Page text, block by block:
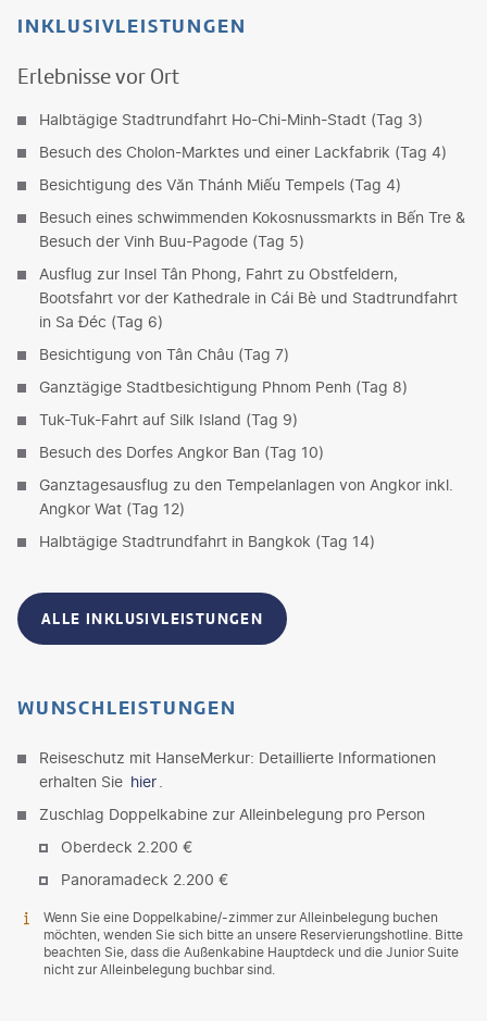
INKLUSIVLEISTUNGEN
Erlebnisse vor Ort
Halbtägige Stadtrundfahrt Ho-Chi-Minh-Stadt (Tag 3)
Besuch des Cholon-Marktes und einer Lackfabrik (Tag 4)
Besichtigung des Văn Thánh Miếu Tempels (Tag 4)
Besuch eines schwimmenden Kokosnussmarkts in Bến Tre &
Besuch der Vinh Buu-Pagode (Tag 5)
Ausflug zur Insel Tân Phong, Fahrt zu Obstfeldern,
Bootsfahrt vor der Kathedrale in Cái Bè und Stadtrundfahrt
in Sa Đéc (Tag 6)
Besichtigung von Tân Châu (Tag 7)
Ganztägige Stadtbesichtigung Phnom Penh (Tag 8)
Tuk-Tuk-Fahrt auf Silk Island (Tag 9)
Besuch des Dorfes Angkor Ban (Tag 10)
Ganztagesausflug zu den Tempelanlagen von Angkor inkl.
Angkor Wat (Tag 12)
Halbtägige Stadtrundfahrt in Bangkok (Tag 14)
ALLE INKLUSIVLEISTUNGEN
WUNSCHLEISTUNGEN
Reiseschutz mit HanseMerkur: Detaillierte Informationen
erhalten Sie hier
Zuschlag Doppelkabine zur Alleinbelegung pro Person
Oberdeck 2.200 €
Panoramadeck 2.200 €
Wenn Sie eine Doppelkabine/-zimmer zur Alleinbelegung buchen
möchten, wenden Sie sich bitte an unsere Reservierungshotline. Bitte
beachten Sie, dass die Außenkabine Hauptdeck und die Junior Suite
nicht zur Alleinbelegung buchbar sind.